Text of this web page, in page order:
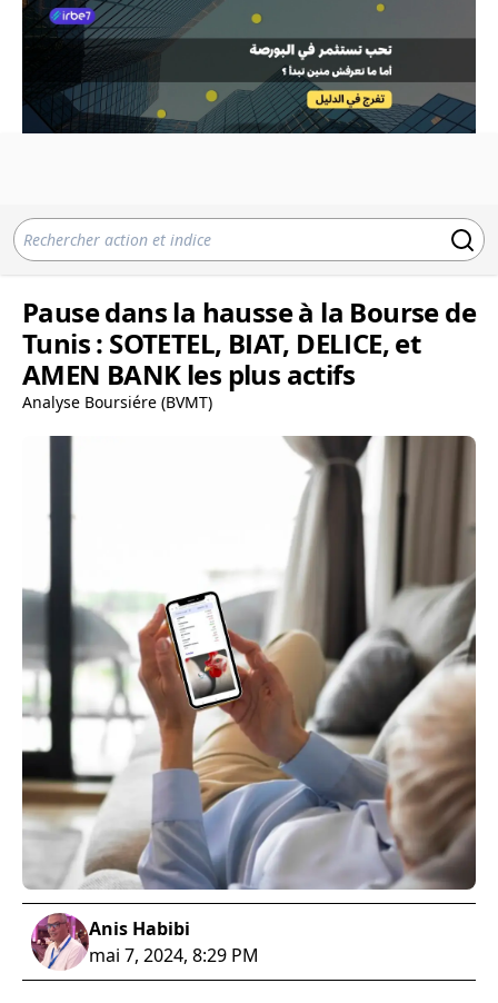
Pause dans la hausse à la Bourse de
Tunis : SOTETEL, BIAT, DELICE, et
AMEN BANK les plus actifs
Analyse Boursiére (BVMT)
Anis Habibi
mai 7, 2024, 8:29 PM